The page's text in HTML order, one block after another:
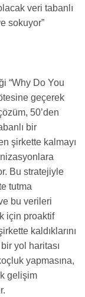
veri tabanlı
sokuyor”
“Why Do You
geçerek
50’den
bir
şirkette kalmayı
Bu stratejiyle
tutma
bu verileri
için proaktif
kaldıklarını
yol haritası
yapmasına,
gelişim